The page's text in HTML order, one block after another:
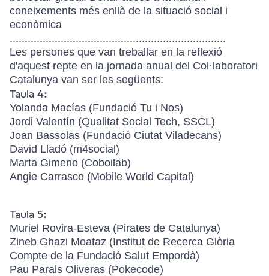
coneixements més enllà de la situació social i
econòmica
........................................................................
Les persones que van treballar en la reflexió
d'aquest repte en la jornada anual del Col·laboratori
Catalunya van ser les següents:
Taula 4:
Yolanda Macías (Fundació Tu i Nos)
Jordi Valentín (Qualitat Social Tech, SSCL)
Joan Bassolas (Fundació Ciutat Viladecans)
David Lladó (m4social)
Marta Gimeno (Coboilab)
Angie Carrasco (Mobile World Capital)
Taula 5:
Muriel Rovira-Esteva (Pirates de Catalunya)
Zineb Ghazi Moataz (Institut de Recerca Glòria
Compte de la Fundació Salut Empordà)
Pau Parals Oliveras (Pokecode)